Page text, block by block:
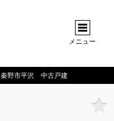
メニュー
秦野市平沢 中古戸建